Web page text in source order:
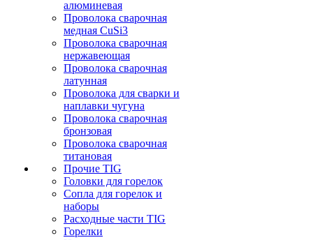
алюминевая
Проволока сварочная
медная CuSi3
Проволока сварочная
нержавеющая
Проволока сварочная
латунная
Проволока для сварки и
наплавки чугуна
Проволока сварочная
бронзовая
Проволока сварочная
титановая
Прочие TIG
Головки для горелок
Сопла для горелок и
наборы
Расходные части TIG
Горелки